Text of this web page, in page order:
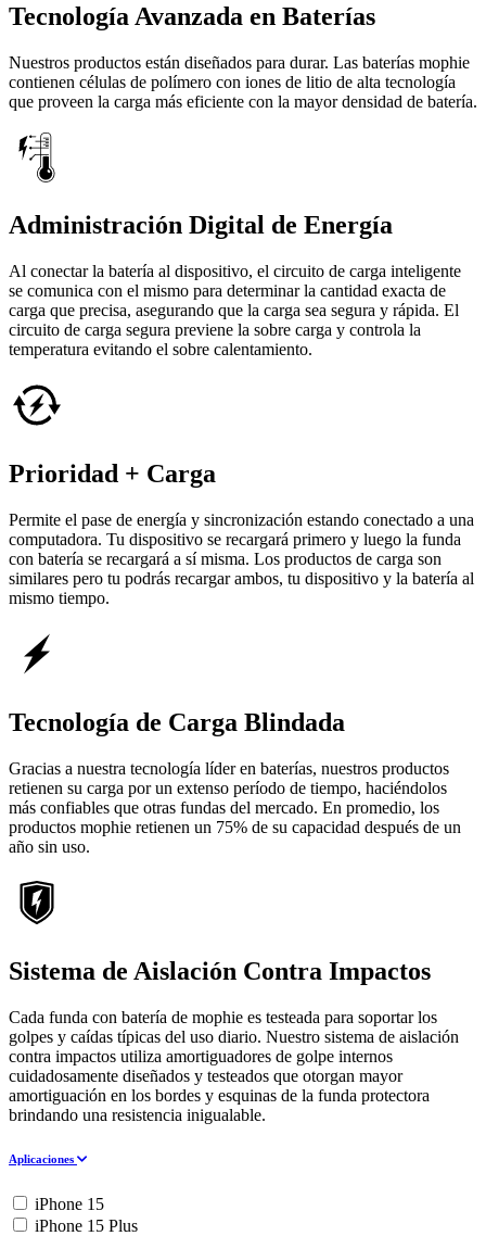
Tecnología Avanzada en Baterías
Nuestros productos están diseñados para durar. Las baterías mophie
contienen células de polímero con iones de litio de alta tecnología
que proveen la carga más eficiente con la mayor densidad de batería.
Administración Digital de Energía
Al conectar la batería al dispositivo, el circuito de carga inteligente
se comunica con el mismo para determinar la cantidad exacta de
carga que precisa, asegurando que la carga sea segura y rápida. El
circuito de carga segura previene la sobre carga y controla la
temperatura evitando el sobre calentamiento.
Prioridad + Carga
Permite el pase de energía y sincronización estando conectado a una
computadora. Tu dispositivo se recargará primero y luego la funda
con batería se recargará a sí misma. Los productos de carga son
similares pero tu podrás recargar ambos, tu dispositivo y la batería al
mismo tiempo.
Tecnología de Carga Blindada
Gracias a nuestra tecnología líder en baterías, nuestros productos
retienen su carga por un extenso período de tiempo, haciéndolos
más confiables que otras fundas del mercado. En promedio, los
productos mophie retienen un 75% de su capacidad después de un
año sin uso.
Sistema de Aislación Contra Impactos
Cada funda con batería de mophie es testeada para soportar los
golpes y caídas típicas del uso diario. Nuestro sistema de aislación
contra impactos utiliza amortiguadores de golpe internos
cuidadosamente diseñados y testeados que otorgan mayor
amortiguación en los bordes y esquinas de la funda protectora
brindando una resistencia inigualable.
Aplicaciones
iPhone 15
iPhone 15 Plus